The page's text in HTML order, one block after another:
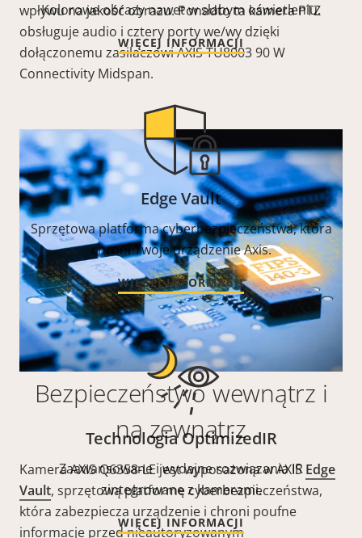
wpływu na jakość obrazu. Ponadto ta kamera PTZ
obsługuje audio i cztery porty we/wy dzięki
dołączonemu zasilaczowi AXIS TU8003 90 W
Connectivity Midspan.
Bezpieczeństwo wewnątrz i
na zewnątrz
Kamera AXIS Q6358-LE jest wyposażona w AXISEdge
Vault, sprzętową platformę cyberbezpieczeństwa,
która zabezpiecza urządzenie i chroni poufne
informacje przed nieautoryzowanym
Kolorowe obrazy nawet w słabym oświetleniu.
WIĘCEJ INFORMACJI
Edge Vault
Sprzętowa platforma cyberbezpieczeństwa, która
chroni Twoje urządzenie Axis.
WIĘCEJ INFORMACJI
Technologia OptimizedIR
Zaawansowane i wydajne rozwiązania IR
zintegrowane z kamerami.
WIĘCEJ INFORMACJI